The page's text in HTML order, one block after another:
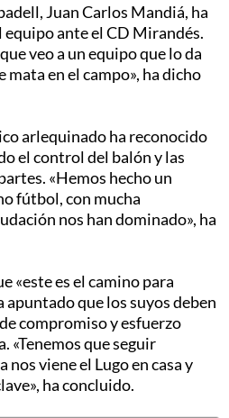
Juan Carlos Mandiá, ha
ante el CD Mirandés.
veo a un equipo que lo da
mata en el campo», ha dicho
arlequinado ha reconocido
el control del balón y las
«Hemos hecho un
fútbol, con mucha
nos han dominado», ha
«este es el camino para
que los suyos deben
compromiso y esfuerzo
«Tenemos que seguir
viene el Lugo en casa y
ha concluido.